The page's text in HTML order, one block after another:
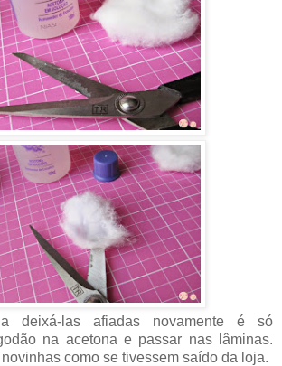
deixá-las afiadas novamente é só
na acetona e passar nas lâminas.
como se tivessem saído da loja.